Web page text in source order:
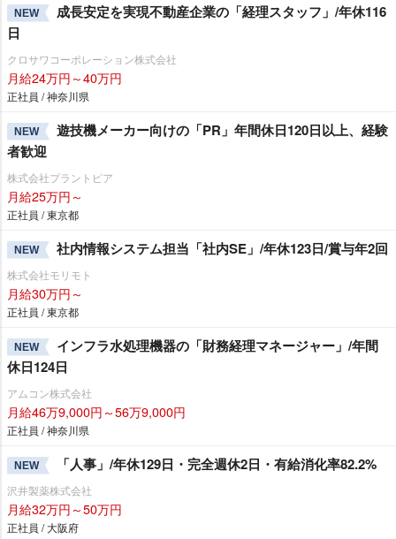
NEW
成長安定を実現不動産企業の「経理スタッフ」/年休116
日
クロサワコーポレーション株式会社
月給24万円～40万円
正社員 / 神奈川県
NEW
遊技機メーカー向けの「PR」年間休日120日以上、経験
者歓迎
株式会社プラントピア
月給25万円～
正社員 / 東京都
NEW 社内情報システム担当「社内SE」/年休123日/賞与年2回
株式会社モリモト
月給30万円～
正社員 / 東京都
NEW
インフラ水処理機器の「財務経理マネージャー」/年間
休日124日
アムコン株式会社
月給46万9,000円～56万9,000円
正社員 / 神奈川県
NEW 「人事」/年休129日・完全週休2日・有給消化率82.2%
沢井製薬株式会社
月給32万円～50万円
正社員 / 大阪府